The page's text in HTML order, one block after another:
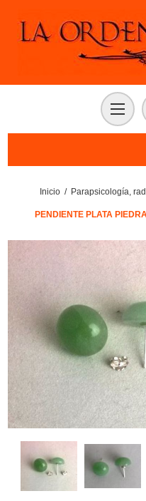
Inicio / Parapsicología,
PENDIENTE PLATA